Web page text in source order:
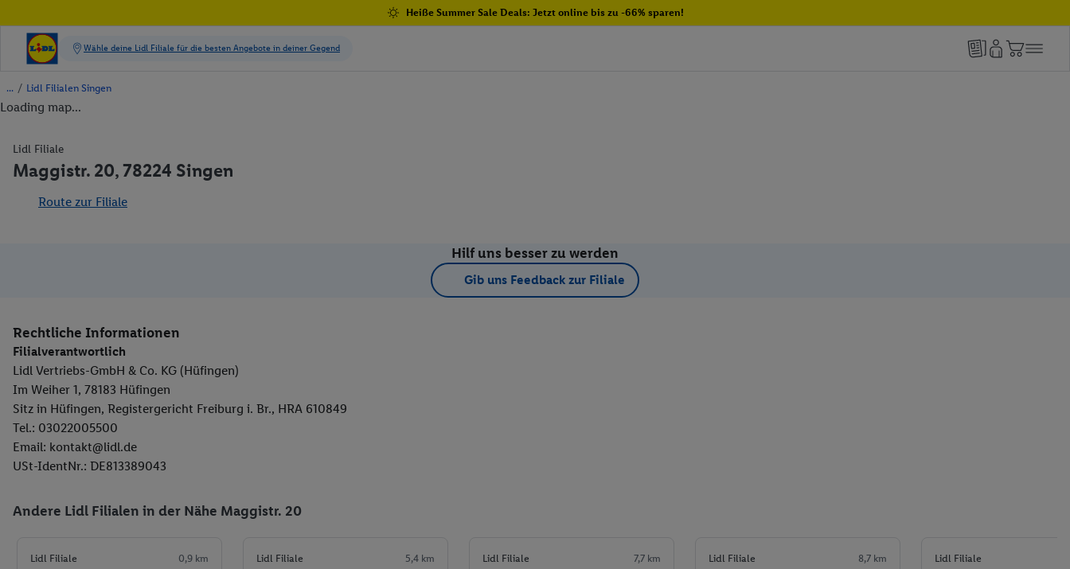
Heiße Summer Sale Deals: Jetzt online bis zu -66% sparen!
/ Lidl Filialen Singen
Loading map...
Lidl Filiale
Maggistr. 20, 78224 Singen
Route zur Filiale
Hilf uns besser zu werden
Gib uns Feedback zur Filiale
Rechtliche Informationen
Filialverantwortlich
Lidl Vertriebs-GmbH & Co. KG (Hüfingen)
Im Weiher 1, 78183 Hüfingen
Sitz in Hüfingen, Registergericht Freiburg i. Br., HRA 610849
Tel.: 03022005500
Email: kontakt@lidl.de
USt-IdentNr.: DE813389043
Andere Lidl Filialen in der Nähe Maggistr. 20
Lidl Filiale 0,9 km Lidl Filiale 5,4 km Lidl Filiale 7,7 km Lidl Filiale 8,7 km Lidl Filiale